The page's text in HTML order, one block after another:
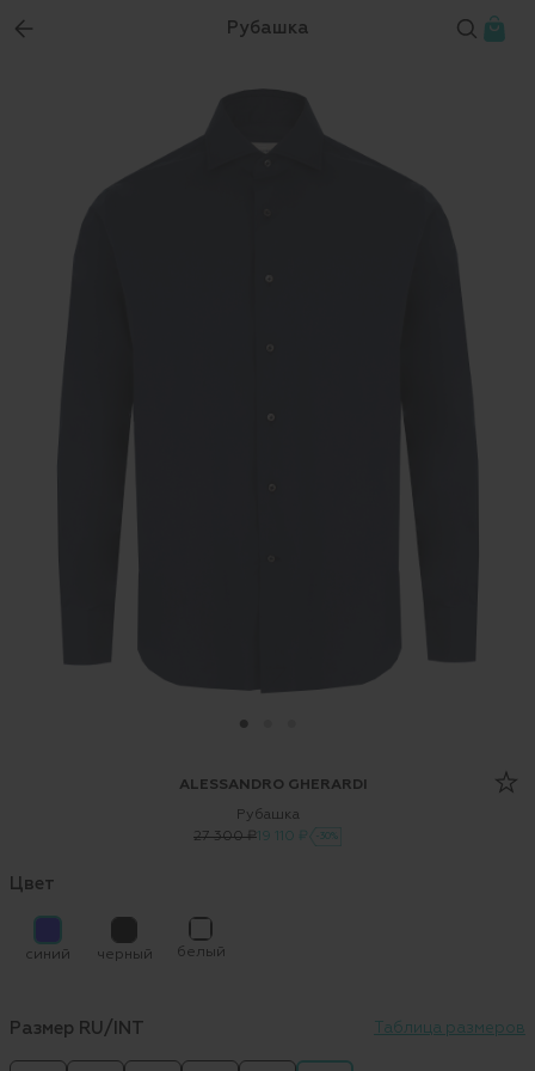
Рубашка
ALESSANDRO GHERARDI
Рубашка
27 300 ₽ 19 110 ₽ -30%
Цвет
синий черный белый
Размер RU/INT Таблица размеров